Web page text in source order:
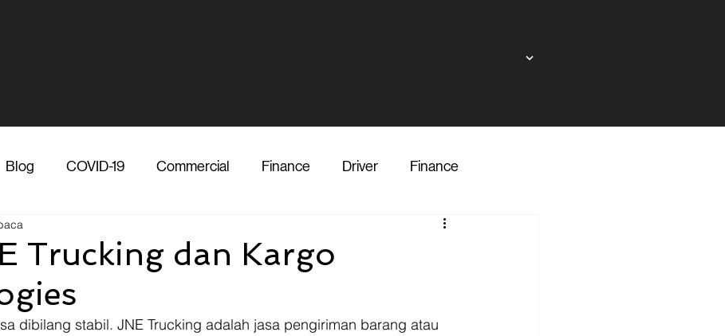
Blog COVID-19 Commercial Finance Driver Finance
Vendor
Trucking dan Kargo
dibilang stabil. JNE Trucking adalah jasa pengiriman barang atau